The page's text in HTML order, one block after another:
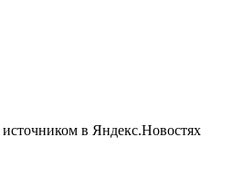
в Яндекс.Новостях